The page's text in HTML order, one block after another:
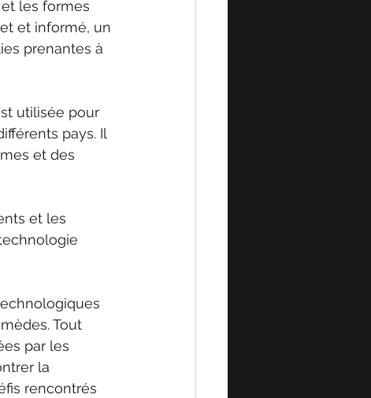
les formes
et informé, un
prenantes à
utilisée pour
pays. Il
et des
et les
Tout
par les
la
rencontrés